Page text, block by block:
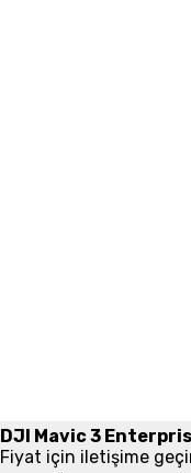
DJI Mavic 3
Fiyat için iletişime